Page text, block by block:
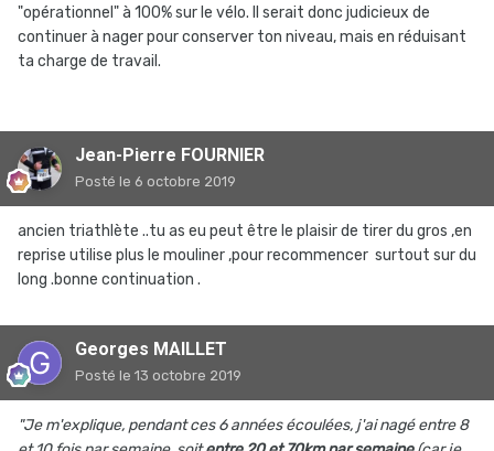
"opérationnel" à 100% sur le vélo. Il serait donc judicieux de
continuer à nager pour conserver ton niveau, mais en réduisant
ta charge de travail.
Jean-Pierre FOURNIER
Posté le 6 octobre 2019
ancien triathlète ..tu as eu peut être le plaisir de tirer du gros ,en
reprise utilise plus le mouliner ,pour recommencer surtout sur du
long .bonne continuation .
Georges MAILLET
Posté le 13 octobre 2019
"Je m'explique, pendant ces 6 années écoulées, j'ai nagé entre 8